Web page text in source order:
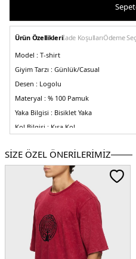
Ürün Özellikleriİade KoşullarıÖdeme
Model : T-shirt
Giyim Tarzı : Günlük/Casual
Desen : Logolu
Materyal : % 100 Pamuk
Yaka Bilgisi : Bisiklet Yaka
Kol Bilgisi : Kısa Kol
Detay : -Nervürlü bisiklet yaka-Arkada
marka detayı
Manken Bilgisi : Boy: 1.88 cm Beden : M
Üretim Yeri :Türkiye
5DK1LB24FWEAPMUTS044.25
Kadın
SİZE ÖZEL ÖNERİLERİMİZ